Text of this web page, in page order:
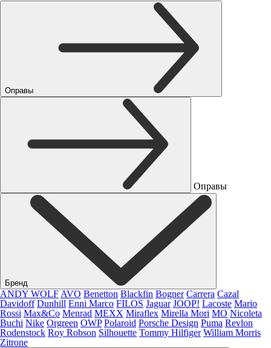
Оправы
Оправы
Бренд
ANDY WOLF AVO Benetton Blackfin Bogner Carrera Cazal
Davidoff Dunhill Enni Marco FILOS Jaguar JOOP! Lacoste Mario
Rossi Max&Co Menrad MEXX Miraflex Mirella Mori MO Nicoleta
Buchi Nike Orgreen OWP Polaroid Porsche Design Puma Revlon
Rodenstock Roy Robson Silhouette Tommy Hilfiger William Morris
Zitrone